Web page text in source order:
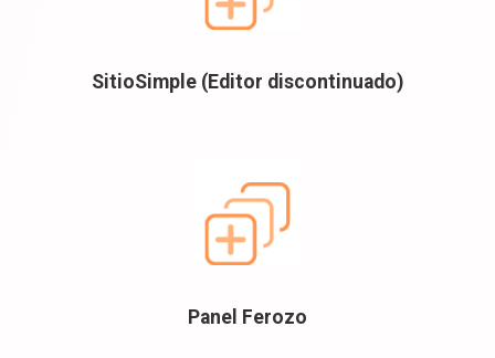
SitioSimple (Editor discontinuado)
Panel Ferozo